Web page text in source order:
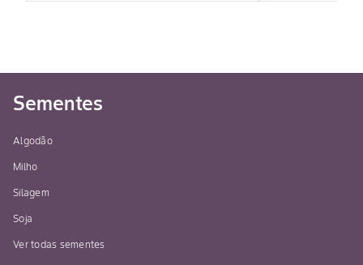
Sementes
Algodão
Milho
Silagem
Soja
Ver todas sementes